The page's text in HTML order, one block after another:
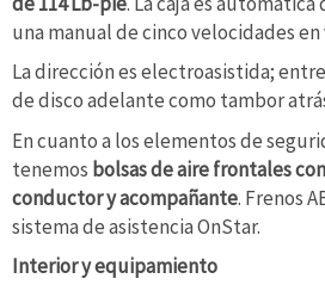
una manual de cinco velocidades
La dirección es electroasistida;
de disco adelante como tambor
En cuanto a los elementos de
tenemos bolsas de aire frontales
conductor y acompañante. Frenos
sistema de asistencia OnStar.
Interior y equipamiento